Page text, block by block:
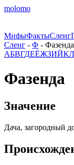
molomo
МифыФактыСленг
Сленг - Ф - Фазенда
АБВГДЕЁЖЗИЙКЛ
Фазенда
Значение
Дача, загородный